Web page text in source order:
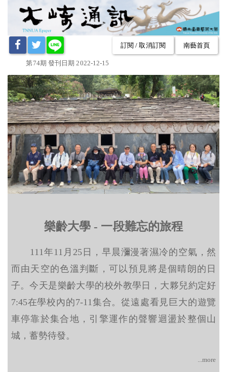
訂閱 / 取消訂閱 南藝首頁
第74期 發刊日期 2022-12-15
樂齡大學 - 一段難忘的旅程
111年11月25日，早晨瀰漫著濕冷的空氣，然
而由天空的色溫判斷，可以預見將是個晴朗的日
子。今天是樂齡大學的校外教學日，大夥兒約定好
7:45在學校內的7-11集合。從遠處看見巨大的遊覽
車停靠於集合地，引擎運作的聲響迴盪於整個山
城，蓄勢待發。
...more